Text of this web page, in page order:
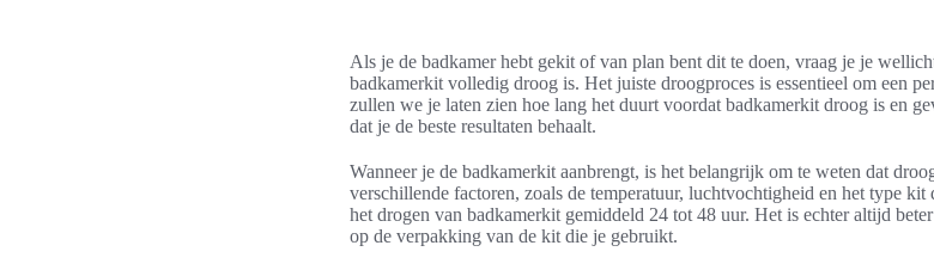
Als je de badkamer hebt gekit of van plan bent dit te doen, vraag je je
badkamerkit volledig droog is. Het juiste droogproces is essentieel om een
zullen we je laten zien hoe lang het duurt voordat badkamerkit droog is en
dat je de beste resultaten behaalt.
Wanneer je de badkamerkit aanbrengt, is het belangrijk om te weten dat
verschillende factoren, zoals de temperatuur, luchtvochtigheid en het type
het drogen van badkamerkit gemiddeld 24 tot 48 uur. Het is echter altijd
op de verpakking van de kit die je gebruikt.